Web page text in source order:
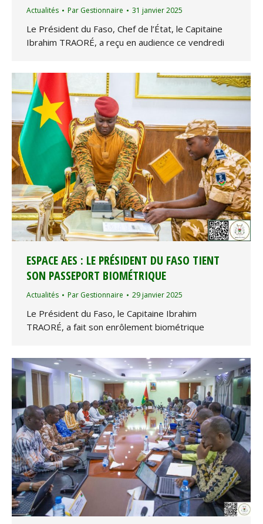
Actualités Par Gestionnaire 31 janvier 2025
Le Président du Faso, Chef de l’État, le Capitaine
Ibrahim TRAORÉ, a reçu en audience ce vendredi
ESPACE AES : LE PRÉSIDENT DU FASO TIENT
SON PASSEPORT BIOMÉTRIQUE
Actualités Par Gestionnaire 29 janvier 2025
Le Président du Faso, le Capitaine Ibrahim
TRAORÉ, a fait son enrôlement biométrique